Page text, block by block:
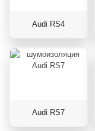
Audi RS4
Audi RS7